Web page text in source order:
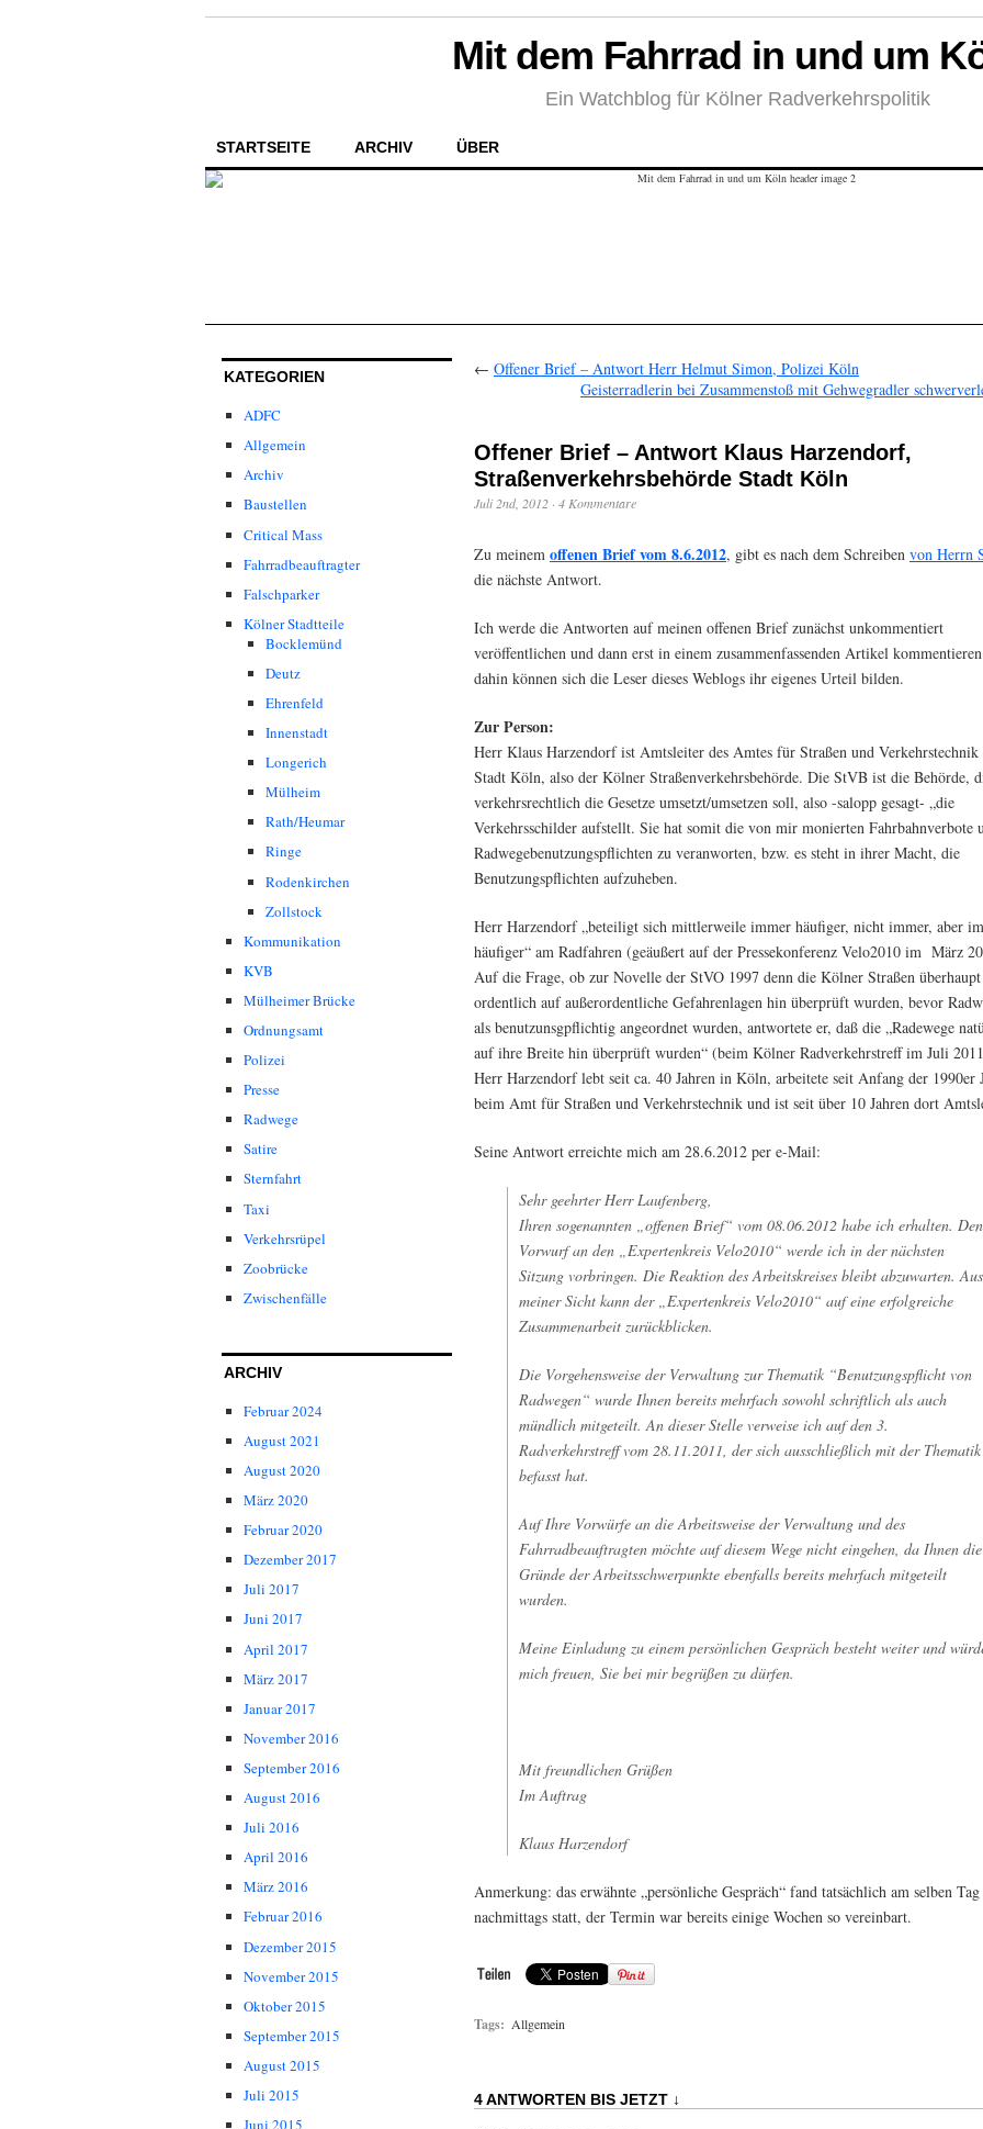
Mit dem Fahrrad in und um
Ein Watchblog für Kölner Radverkehrspolitik
STARTSEITE ARCHIV ÜBER
KATEGORIEN
ADFC
Allgemein
Archiv
Baustellen
Critical Mass
Fahrradbeauftragter
Falschparker
Kölner Stadtteile
Bocklemünd
Deutz
Ehrenfeld
Innenstadt
Longerich
Mülheim
Rath/Heumar
Ringe
Rodenkirchen
Zollstock
Kommunikation
KVB
Mülheimer Brücke
Ordnungsamt
Polizei
Presse
Radwege
Satire
Sternfahrt
Taxi
Verkehrsrüpel
Zoobrücke
Zwischenfälle
ARCHIV
Februar 2024
August 2021
August 2020
März 2020
Februar 2020
Dezember 2017
Juli 2017
Juni 2017
April 2017
März 2017
Januar 2017
November 2016
September 2016
August 2016
Juli 2016
April 2016
März 2016
Februar 2016
Dezember 2015
November 2015
Oktober 2015
September 2015
August 2015
Juli 2015
Juni 2015
← Offener Brief – Antwort Herr Helmut Simon, Polizei Köln
Geisterradlerin bei Zusammenstoß mit Gehwegradler
Offener Brief – Antwort Klaus Harzendorf,
Straßenverkehrsbehörde Stadt Köln
Juli 2nd, 2012 · 4 Kommentare
Zu meinem offenen Brief vom 8.6.2012, gibt es nach dem Schreiben von Herrn
die nächste Antwort.
Ich werde die Antworten auf meinen offenen Brief zunächst unkommentiert
veröffentlichen und dann erst in einem zusammenfassenden Artikel
dahin können sich die Leser dieses Weblogs ihr eigenes Urteil bilden.
Zur Person:
Herr Klaus Harzendorf ist Amtsleiter des Amtes für Straßen und Verkehrstechnik
Stadt Köln, also der Kölner Straßenverkehrsbehörde. Die StVB ist die Behörde,
verkehrsrechtlich die Gesetze umsetzt/umsetzen soll, also -salopp gesagt- „die
Verkehrsschilder aufstellt. Sie hat somit die von mir monierten Fahrbahnverbote
Radwegebenutzungspflichten zu veranworten, bzw. es steht in ihrer Macht, die
Benutzungspflichten aufzuheben.
Herr Harzendorf „beteiligt sich mittlerweile immer häufiger, nicht immer, aber
häufiger“ am Radfahren (geäußert auf der Pressekonferenz Velo2010 im März
Auf die Frage, ob zur Novelle der StVO 1997 denn die Kölner Straßen überhaupt
ordentlich auf außerordentliche Gefahrenlagen hin überprüft wurden, bevor
als benutzunsgpflichtig angeordnet wurden, antwortete er, daß die „Radewege
auf ihre Breite hin überprüft wurden“ (beim Kölner Radverkehrstreff im Juli
Herr Harzendorf lebt seit ca. 40 Jahren in Köln, arbeitete seit Anfang der 1990er
beim Amt für Straßen und Verkehrstechnik und ist seit über 10 Jahren dort
Seine Antwort erreichte mich am 28.6.2012 per e-Mail:
Sehr geehrter Herr Laufenberg,
Ihren sogenannten „offenen Brief“ vom 08.06.2012 habe ich erhalten. Den
Vorwurf an den „Expertenkreis Velo2010“ werde ich in der nächsten
Sitzung vorbringen. Die Reaktion des Arbeitskreises bleibt abzuwarten. Aus
meiner Sicht kann der „Expertenkreis Velo2010“ auf eine erfolgreiche
Zusammenarbeit zurückblicken.
Die Vorgehensweise der Verwaltung zur Thematik “Benutzungspflicht von
Radwegen“ wurde Ihnen bereits mehrfach sowohl schriftlich als auch
mündlich mitgeteilt. An dieser Stelle verweise ich auf den 3.
Radverkehrstreff vom 28.11.2011, der sich ausschließlich mit der Thematik
befasst hat.
Auf Ihre Vorwürfe an die Arbeitsweise der Verwaltung und des
Fahrradbeauftragten möchte auf diesem Wege nicht eingehen, da Ihnen die
Gründe der Arbeitsschwerpunkte ebenfalls bereits mehrfach mitgeteilt
wurden.
Meine Einladung zu einem persönlichen Gespräch besteht weiter und
mich freuen, Sie bei mir begrüßen zu dürfen.
Mit freundlichen Grüßen
Im Auftrag
Klaus Harzendorf
Anmerkung: das erwähnte „persönliche Gespräch“ fand tatsächlich am selben Tag
nachmittags statt, der Termin war bereits einige Wochen so vereinbart.
Tags: Allgemein
4 ANTWORTEN BIS JETZT ↓